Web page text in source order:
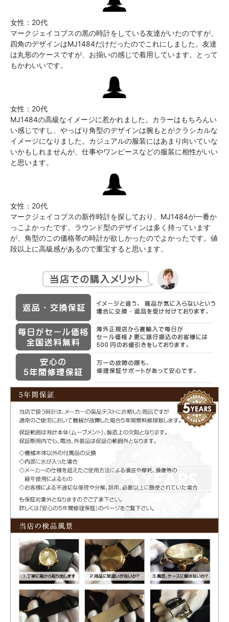
女性：20代
マークジェイコブスの黒の時計をしている友達がいたのですが、
四角のデザインはMJ1484だけだったのでこれにしました。友達
は丸形のケースですが、お揃いの感じで着用しています。とって
もかわいいです。
女性：20代
MJ1484の高級なイメージに惹かれました。カラーはもちろんい
い感じですし、やっぱり角型のデザインは腕もとがクラシカルな
イメージになりました。カジュアルの服装にはあまり向いていな
いかもしれませんが、仕事やワンピースなどの服装に相性がいい
と思います。
女性：20代
マークジェイコブスの新作時計を探しており、MJ1484が一番か
っこよかったです。ラウンド型のデザインは多く持っています
が、角型のこの価格帯の時計が欲しかったのでよかったです。値
段以上に高級感があるので重宝すると思います。